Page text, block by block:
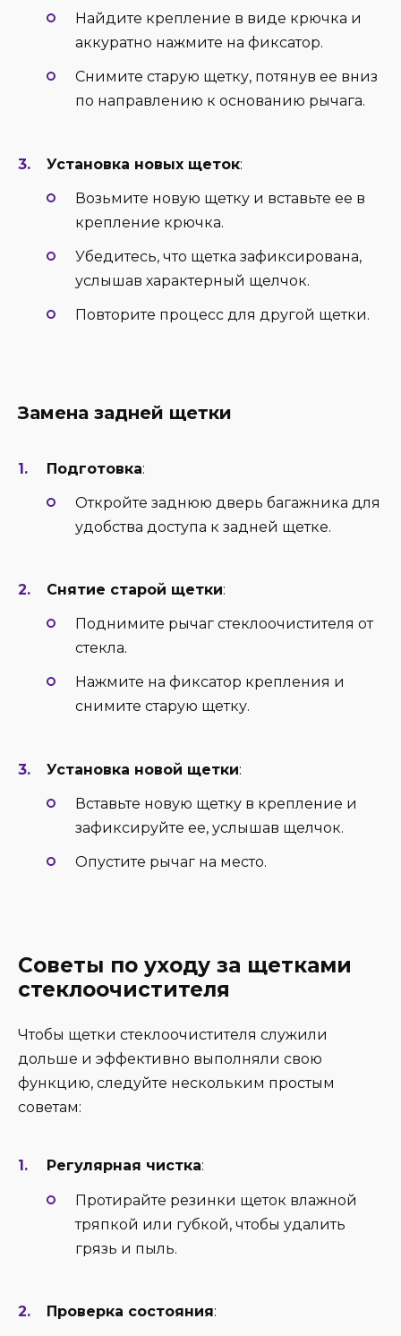
Найдите крепление в виде крючка и
аккуратно нажмите на фиксатор.
Снимите старую щетку, потянув ее вниз
по направлению к основанию рычага.
Установка новых щеток:
Возьмите новую щетку и вставьте ее в
крепление крючка.
Убедитесь, что щетка зафиксирована,
услышав характерный щелчок.
Повторите процесс для другой щетки.
Замена задней щетки
Подготовка:
Откройте заднюю дверь багажника для
удобства доступа к задней щетке.
Снятие старой щетки:
Поднимите рычаг стеклоочистителя от
стекла.
Нажмите на фиксатор крепления и
снимите старую щетку.
Установка новой щетки:
Вставьте новую щетку в крепление и
зафиксируйте ее, услышав щелчок.
Опустите рычаг на место.
Советы по уходу за щетками
стеклоочистителя
Чтобы щетки стеклоочистителя служили
дольше и эффективно выполняли свою
функцию, следуйте нескольким простым
советам:
Регулярная чистка:
Протирайте резинки щеток влажной
тряпкой или губкой, чтобы удалить
грязь и пыль.
Проверка состояния: